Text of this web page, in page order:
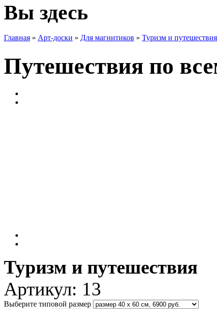
Вы здесь
Главная » Арт-доски » Для магнитиков » Туризм и путешествия
Путешествия по
Туризм и путешествия
Артикул: 13
Выберите типовой размер